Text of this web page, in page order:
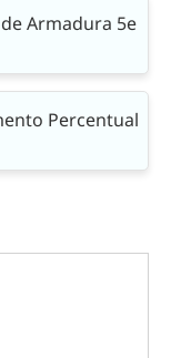
Armadura 5e
Percentual